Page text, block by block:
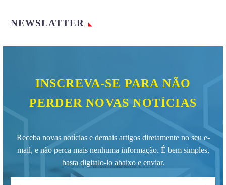
NEWSLATTER
INSCREVA-SE PARA NÃO
PERDER NOVAS NOTÍCIAS
Receba novas notícias e demais artigos diretamente no seu e-
mail, e não perca mais nenhuma informação. É bem simples,
basta digitalo-lo abaixo e enviar.